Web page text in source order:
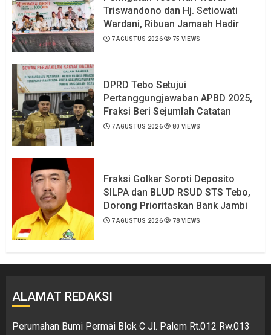
Triswandono dan Hj. Setiowati
Wardani, Ribuan Jamaah Hadir
7 AGUSTUS 2026 75 VIEWS
DPRD Tebo Setujui
Pertanggungjawaban APBD 2025,
Fraksi Beri Sejumlah Catatan
7 AGUSTUS 2026 80 VIEWS
Fraksi Golkar Soroti Deposito
SILPA dan BLUD RSUD STS Tebo,
Dorong Prioritaskan Bank Jambi
7 AGUSTUS 2026 78 VIEWS
ALAMAT REDAKSI
Perumahan Bumi Permai Blok C Jl. Palem Rt.012 Rw.013